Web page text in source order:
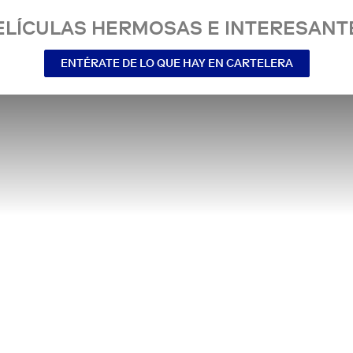
HERMOSAS E
ENTÉRATE DE LO QUE HAY EN CARTELERA